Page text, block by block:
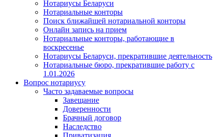
Нотариусы Беларуси
Нотариальные конторы
Поиск ближайшей нотариальной конторы
Онлайн запись на прием
Нотариальные конторы, работающие в
воскресенье
Нотариусы Беларуси, прекратившие деятельность
Нотариальные бюро, прекратившие работу с
1.01.2026
Вопрос нотариусу
Часто задаваемые вопросы
Завещание
Доверенности
Брачный договор
Наследство